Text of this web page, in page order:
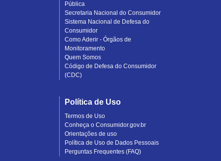
Pública
Secretaria Nacional do Consumidor
Sistema Nacional de Defesa do
Consumidor
Como Aderir - Órgãos de
Monitoramento
Quem Somos
Código de Defesa do Consumidor
(CDC)
Política de Uso
Termos de Uso
Conheça o Consumidor.gov.br
Orientações de uso
Política de Uso de Dados Pessoais
Perguntas Frequentes (FAQ)